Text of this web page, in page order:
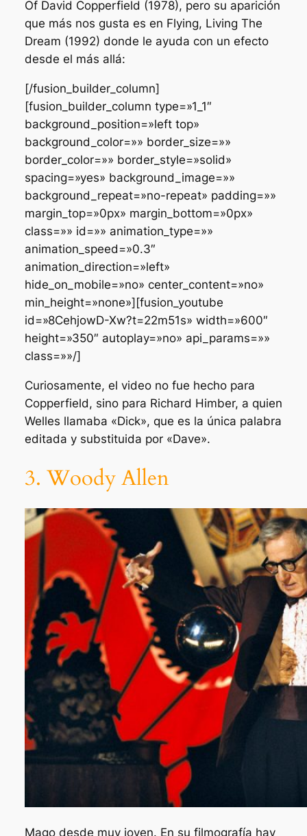
Of David Copperfield (1978), pero su aparición
que más nos gusta es en Flying, Living The
Dream (1992) donde le ayuda con un efecto
desde el más allá:
[/fusion_builder_column]
[fusion_builder_column type=»1_1″
background_position=»left top»
background_color=»» border_size=»»
border_color=»» border_style=»solid»
spacing=»yes» background_image=»»
background_repeat=»no-repeat» padding=»»
margin_top=»0px» margin_bottom=»0px»
class=»» id=»» animation_type=»»
animation_speed=»0.3″
animation_direction=»left»
hide_on_mobile=»no» center_content=»no»
min_height=»none»][fusion_youtube
id=»8CehjowD-Xw?t=22m51s» width=»600″
height=»350″ autoplay=»no» api_params=»»
class=»»/]
Curiosamente, el video no fue hecho para
Copperfield, sino para Richard Himber, a quien
Welles llamaba «Dick», que es la única palabra
editada y substituida por «Dave».
3. Woody Allen
Mago desde muy joven. En su filmografía hay